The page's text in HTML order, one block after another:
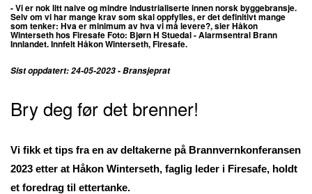
- Vi er nok litt naive og mindre industrialiserte innen norsk byggebransje.
Selv om vi har mange krav som skal oppfylles, er detdefinitivt mange
som tenker: Hva er minimum av hva vi må levere?, sierHåkon
Winterseth hos FiresafeFoto: Bjørn H Stuedal - Alarmsentral Brann
Innlandet. Innfelt Håkon Winterseth, Firesafe.
Sist oppdatert: 24-05-2023 - Bransjeprat
Bry deg før det brenner!
Vi fikk et tips fra en av deltakerne på Brannvernkonferansen
2023 etter at Håkon Winterseth, faglig leder i Firesafe, holdt
et foredrag til ettertanke.